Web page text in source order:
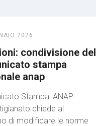
2026
condivisione del
stampa
anap
Stampa: ANAP
chiede al
di modificare le norme